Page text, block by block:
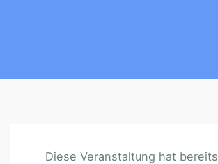
Diese Veranstaltung hat bereits